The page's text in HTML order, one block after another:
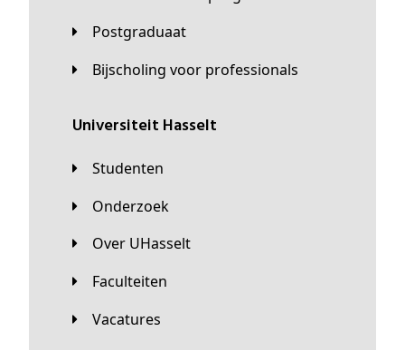
Postgraduaat
Bijscholing voor professionals
universiteit Hasselt
Studenten
Onderzoek
Over UHasselt
Faculteiten
Vacatures